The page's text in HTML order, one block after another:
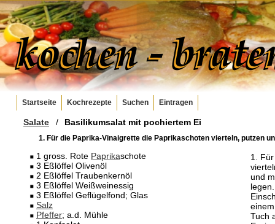
Startseite Kochrezepte Suchen Eintragen
Salate / Basilikumsalat mit pochiertem Ei
1. Für die Paprika-Vinaigrette die Paprikaschoten vierteln, putzen
1 gross. Rote Paprikaschote
3 Eßlöffel Olivenöl
2 Eßlöffel Traubenkernöl
3 Eßlöffel Weißweinessig
3 Eßlöffel Geflügelfond; Glas
Salz
Pfeffer; a.d. Mühle
1.
und
Tuch